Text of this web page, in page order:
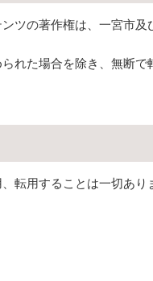
ツの著作権は、一宮市及
れた場合を除き、無断で
転用することは一切あり